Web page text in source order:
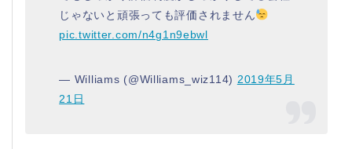
じゃないと頑張っても評価されません
pic.twitter.com/n4g1n9ebwl
— Williams (@Williams_wiz114) 2019年5月
21日